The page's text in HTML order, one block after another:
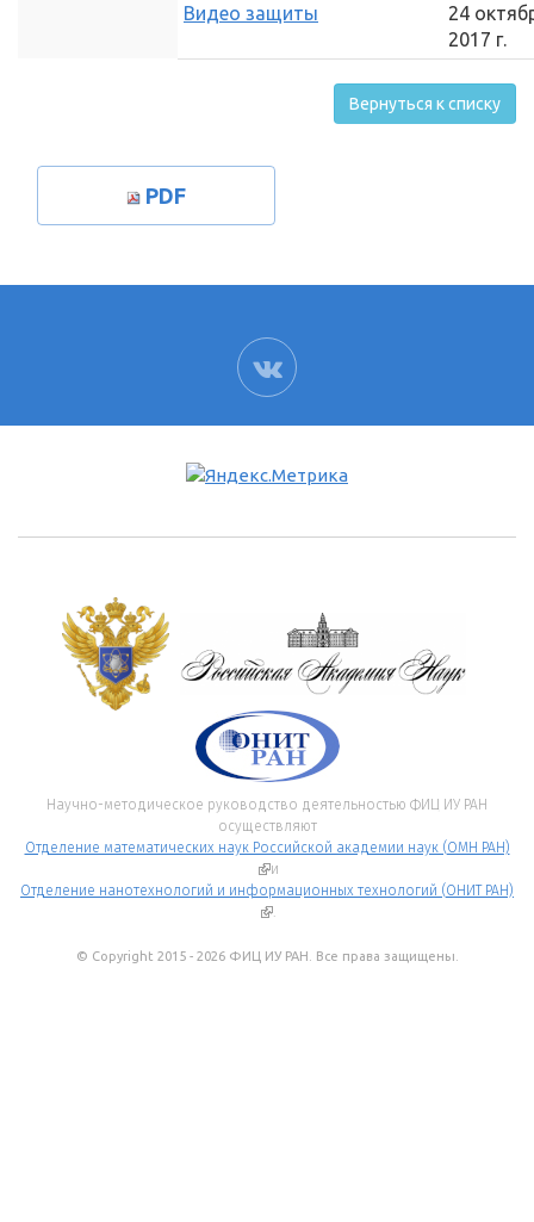
Видео защиты
24
2017 г.
Вернуться к списку
PDF
ВК
Научно-методическое руководство деятельностью ФИЦ ИУ РАН
осуществляют
Отделение математических наук Российской академии наук (ОМН РАН)
(внешняя ссылка)
и
Отделение нанотехнологий и информационных технологий (ОНИТ РАН)
(внешняя ссылка)
.
© Copyright 2015 - 2026 ФИЦ ИУ РАН. Все права защищены.